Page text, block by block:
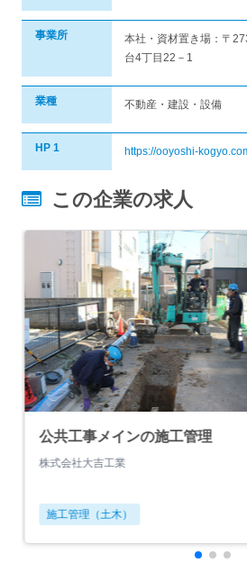
事業所
本社・資材置き場：〒
台4丁目22－1
業種 不動産・建設・設備
HP 1 https://ooyoshi-
この企業の求人
公共工事メインの施工管理
株式会社大吉工業
施工管理（土木）